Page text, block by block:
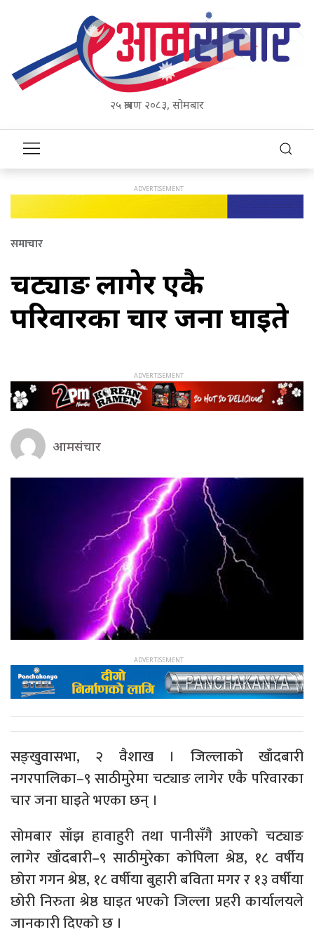
२५ श्रावण २०८३, सोमबार
समाचार
चट्याङ लागेर एकै
परिवारका चार जना घाइते
आमसंचार
सङ्खुवासभा, २ वैशाख । जिल्लाको खाँदबारी
नगरपालिका–९ साठीमुरेमा चट्याङ लागेर एकै परिवारका
चार जना घाइते भएका छन् ।
सोमबार साँझ हावाहुरी तथा पानीसँगै आएको चट्याङ
लागेर खाँदबारी–९ साठीमुरेका कोपिला श्रेष्ठ, १८ वर्षीय
छोरा गगन श्रेष्ठ, १८ वर्षीया बुहारी बविता मगर र १३ वर्षीया
छोरी निरुता श्रेष्ठ घाइत भएको जिल्ला प्रहरी कार्यालयले
जानकारी दिएको छ ।